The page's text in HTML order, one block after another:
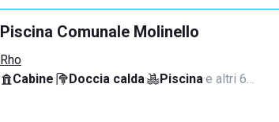
Piscina Comunale Molinello
Rho
Cabine· Doccia calda· Piscina·e altri 6…